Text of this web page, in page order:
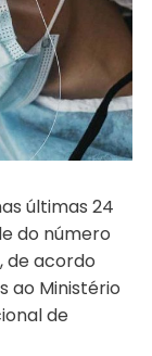
últimas 24
do número
de acordo
ao Ministério
de